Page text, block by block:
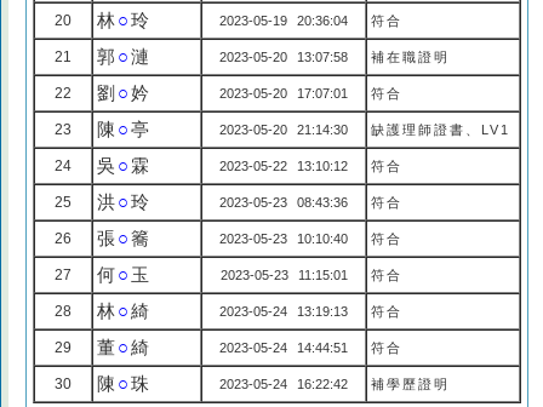
20 林○玲 2023-05-19 20:36:04 符合
21 郭 ○漣 2023-05-20 13:07:58 補在職證明
22 劉 ○妗 2023-05-20 17:07:01 符合
23 陳 ○亭 2023-05-20 21:14:30 缺護理師證書、LV1
24 吳 ○ 霖 2023-05-22 13:10:12 符合
25 洪○玲 2023-05-23 08:43:36 符合
26 張○簥 2023-05-23 10:10:40 符合
27 何○ 玉 2023-05-23 11:15:01 符合
28 林○綺 2023-05-24 13:19:13 符合
29 董○綺 2023-05-24 14:44:51 符合
30 陳 ○珠 2023-05-24 16:22:42 補學歷證明